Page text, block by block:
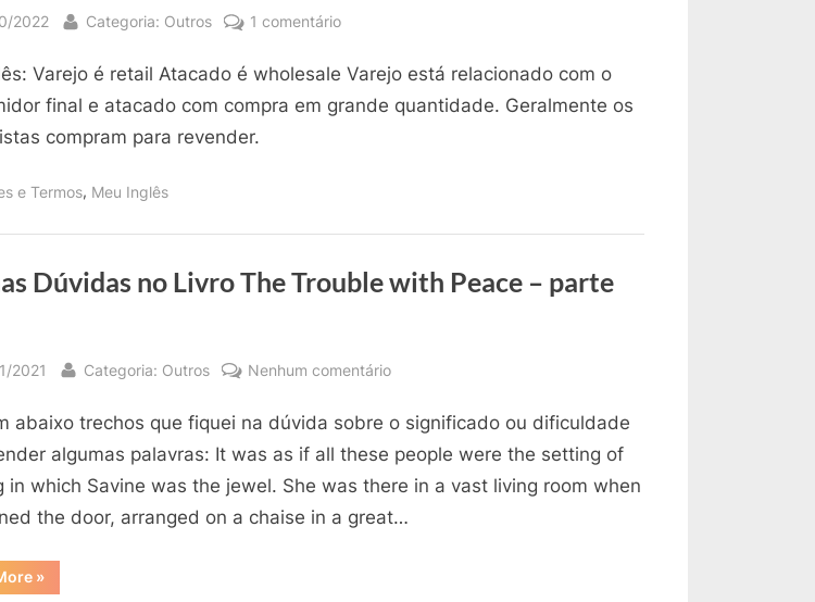
2022 By
Categoria: Outros 1 comentárioem
Qual
a
VAREJO?
Varejo é retail Atacado é wholesale Varejo está relacionado com o
final e atacado com compra em grande quantidade. Geralmente os
compram para revender.
e Termos, Meu Inglês
Dúvidas no Livro The Trouble with Peace – parte
2021 By
Categoria: Outros Nenhum comentárioem
Dúvidas
no
Livro
abaixo trechos que fiquei na dúvida sobre o significado ou dificuldade
algumas palavras: It was as if all these people were the setting of
in which Savine was the jewel. She was there in a vast living room when
the door, arranged on a chaise in a great…
“Minhas
Dúvidas
»